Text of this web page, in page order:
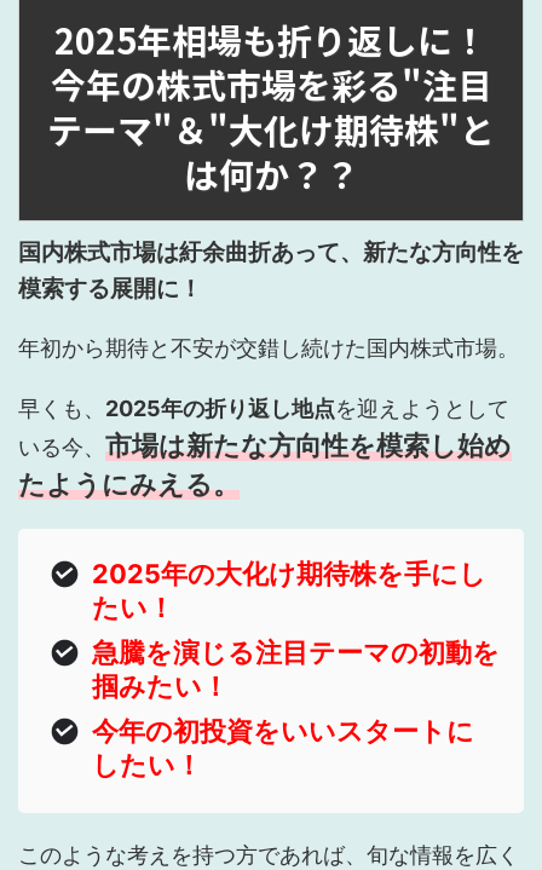
2025年相場も折り返しに！
今年の株式市場を彩る"注目
テーマ"＆"大化け期待株"と
は何か？？
国内株式市場は紆余曲折あって、新たな方向性を
模索する展開に！
年初から期待と不安が交錯し続けた国内株式市場。
早くも、 2025年の折り返し地点を迎えようとして
いる今、 市場は新たな方向性を模索し始め
たようにみえる。
2025年の大化け期待株を手にし
たい！
急騰を演じる注目テーマの初動を
掴みたい！
今年の初投資をいいスタートに
したい！
このような考えを持つ方であれば、旬な情報を広く